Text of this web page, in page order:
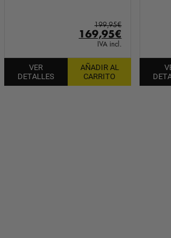
199,95€
El
precio
original
era:
199,95€.
169,95€
actual
169,95€.
IVA incl.
VER
DETALLES
AÑADIR AL
CARRITO